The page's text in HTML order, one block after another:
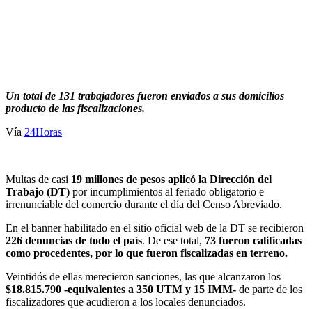
Un total de 131 trabajadores fueron enviados a sus domicilios
producto de las fiscalizaciones.
Vía 24Horas
Multas de casi 19 millones de pesos aplicó la Dirección del
Trabajo (DT) por incumplimientos al feriado obligatorio e
irrenunciable del comercio durante el día del Censo Abreviado.
En el banner habilitado en el sitio oficial web de la DT se recibieron
226 denuncias de todo el país. De ese total, 73 fueron calificadas
como procedentes, por lo que fueron fiscalizadas en terreno.
Veintidós de ellas merecieron sanciones, las que alcanzaron los
$18.815.790 -equivalentes a 350 UTM y 15 IMM- de parte de los
fiscalizadores que acudieron a los locales denunciados.